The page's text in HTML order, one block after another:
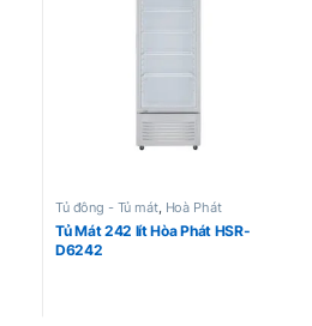
Tủ đông - Tủ mát, Hoà Phát
Tủ Mát 242 lít Hòa Phát HSR-
D6242